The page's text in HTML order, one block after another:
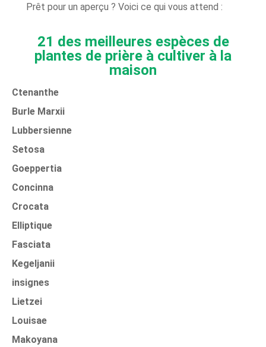
Prêt pour un aperçu ? Voici ce qui vous attend :
21 des meilleures espèces de
plantes de prière à cultiver à la
maison
Ctenanthe
Burle Marxii
Lubbersienne
Setosa
Goeppertia
Concinna
Crocata
Elliptique
Fasciata
Kegeljanii
insignes
Lietzei
Louisae
Makoyana